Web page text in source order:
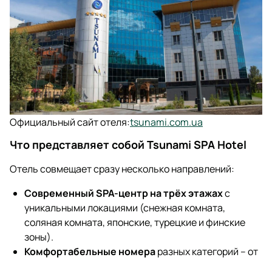
Официальный сайт отеля:tsunami.com.ua
Что представляет собой Tsunami SPA Hotel
Отель совмещает сразу несколько направлений:
Современный SPA-центр на трёх этажахс
уникальными локациями (снежная комната,
соляная комната, японские, турецкие и финские
зоны).
Комфортабельные номераразных категорий – от